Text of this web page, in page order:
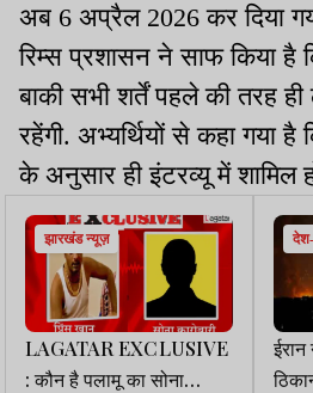
अब 6 अप्रैल 2026 कर दिया
रिम्स प्रशासन ने साफ किया है
बाकी सभी शर्तें पहले की तरह ही
रहेंगी. अभ्यर्थियों से कहा गया
के अनुसार ही इंटरव्यू में शामिल
झारखंड न्यूज़
LAGATAR EXCLUSIVE
: कौन है पलामू का सोना